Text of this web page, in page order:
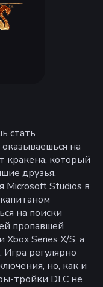
стать
на
кракена, который
друзья.
Microsoft Studios в
на поиски
пропавшей
Series X/S, а
Игра регулярно
но, как и
тройки DLC не